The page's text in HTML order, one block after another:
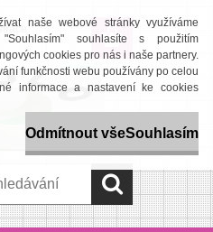
naše webové stránky využíváme
souhlasíte s použitím
cookies pro nás i naše partnery.
funkčnosti webu používány po celou
informace a nastavení ke cookies
Odmítnout všeSouhlasím